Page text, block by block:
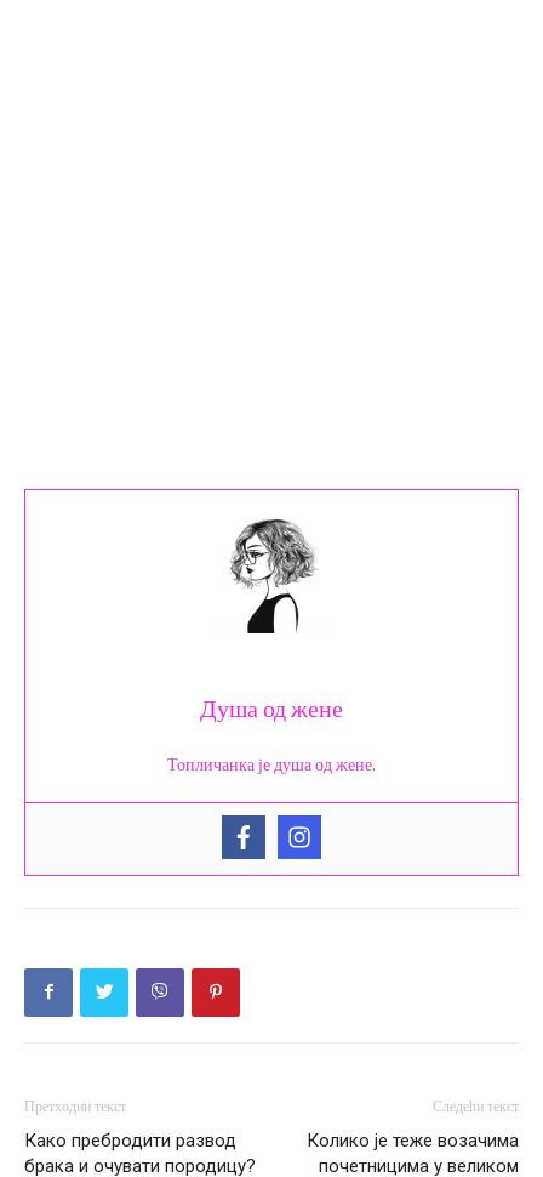
Душа од жене
Топличанка је душа од жене.
Претходни текст
Како пребродити развод
брака и очувати породицу?
Следећи текст
Колико је теже возачима
почетницима у великом